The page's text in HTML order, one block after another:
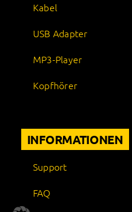
Kabel
USB Adapter
MP3-Player
Kopfhörer
INFORMATIONEN
Support
FAQ